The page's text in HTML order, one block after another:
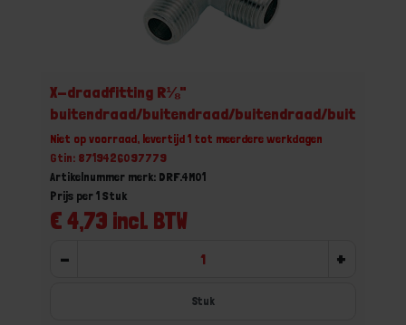
X-draadfitting R⅛"
buitendraad/buitendraad/buitendraad/
Niet op voorraad, levertijd 1 tot meerdere werkdagen
Gtin: 8719426097779
Artikelnummer merk: DRF.4M01
€ 4,73 incl. BTW
Prijs per 1 Stuk
- +
Stuk